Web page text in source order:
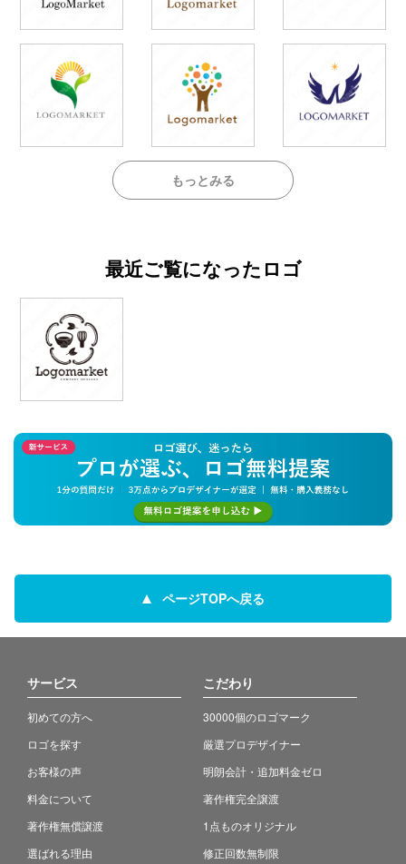
もっとみる
最近ご覧になったロゴ
ページTOPへ戻る
サービス
初めての方へ
ロゴを探す
お客様の声
料金について
著作権無償譲渡
選ばれる理由
こだわり
30000個のロゴマーク
厳選プロデザイナー
明朗会計・追加料金ゼロ
著作権完全譲渡
1点ものオリジナル
修正回数無制限